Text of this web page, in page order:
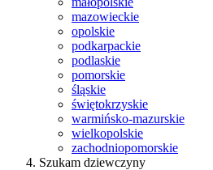
mazowieckie
opolskie
podkarpackie
podlaskie
pomorskie
śląskie
świętokrzyskie
warmińsko-mazurskie
wielkopolskie
zachodniopomorskie
Szukam dziewczyny